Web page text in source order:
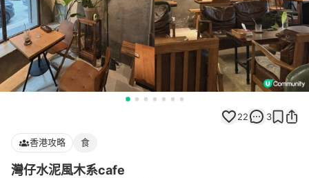
22 3
香港攻略 食
灣仔水泥風木系cafe